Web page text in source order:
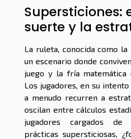
Supersticiones:
suerte y la
La ruleta, conocida como
un escenario donde
juego y la fría matemática
Los jugadores, en su
a menudo recurren a
oscilan entre cálculos
jugadores cargados de
prácticas supersticiosas,